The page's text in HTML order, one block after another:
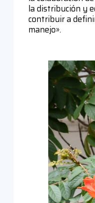
la distribución y
contribuir a
manejo».